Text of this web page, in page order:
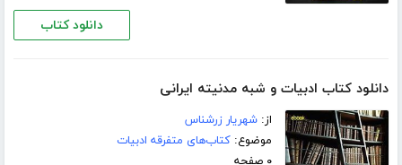
دانلود کتاب
دانلود کتاب ادبیات و شبه مدنیته ایرانی
از:شهریار زرشناس
موضوع:کتاب‌های متفرقه ادبیات
۰ صفحه